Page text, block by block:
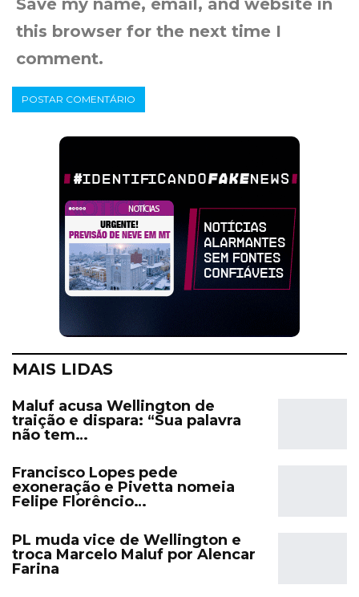
Save my name, email, and website in
this browser for the next time I
comment.
MAIS LIDAS
Maluf acusa Wellington de
traição e dispara: “Sua palavra
não tem…
Francisco Lopes pede
exoneração e Pivetta nomeia
Felipe Florêncio…
PL muda vice de Wellington e
troca Marcelo Maluf por Alencar
Farina